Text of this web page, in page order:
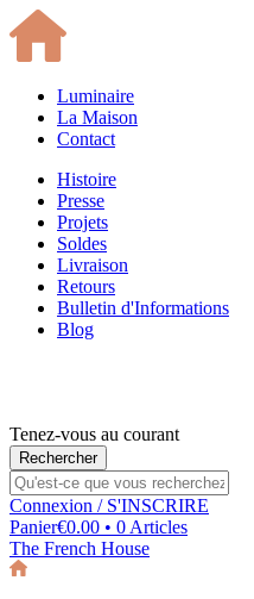
Luminaire
La Maison
Contact
Histoire
Presse
Projets
Soldes
Livraison
Retours
Bulletin d'Informations
Blog
Tenez-vous au courant
Connexion / S'INSCRIRE
Panier€0.00 • 0 Articles
The French House